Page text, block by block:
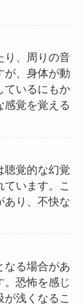
り、周りの音
が、身体が動
ているにもか
感覚を覚える
聴覚的な幻覚
います。こ
あり、不快な
なる場合があ
。恐怖を感じ
浅くなるこ